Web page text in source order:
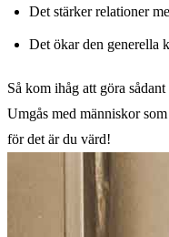
Det stärker relationer
Det ökar den generella
Så kom ihåg att göra
Umgås med människor
för det är du värd!